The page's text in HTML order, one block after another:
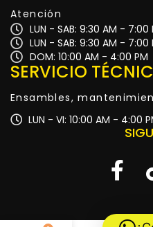
Atención
LUN - SAB: 9:30 AM - 7:00
LUN - SAB: 9:30 AM - 7:00
DOM: 10:00 AM - 4:00 PM
SERVICIO
Ensambles,
LUN - VI: 10:00 AM - 4:00